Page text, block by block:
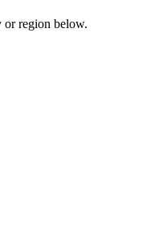
or region below.